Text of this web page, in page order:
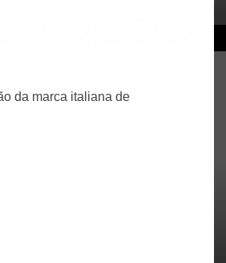
da marca italiana de